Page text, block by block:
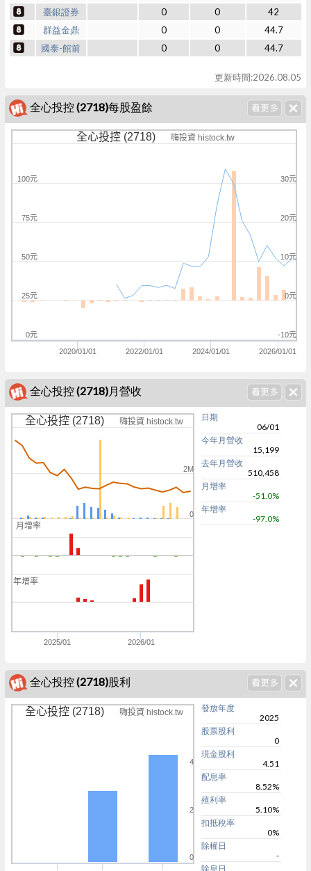
臺銀證券
0 0
42
群益金鼎
0 0
44.7
國泰-館前
0 0 44.7
更新時間:2026.08.05
全心投控 (2718)每股盈餘
全心投控 (2718) 嗨投資 histock.tw
2020/01/01 2022/01/01 2024/01/01 2026/01/01
-10元
0元
10元
20元
30元
0元
25元
50元
75元
100元
全心投控 (2718)月營收
月增率
年增率
全心投控 (2718) 嗨投資 histock.tw
2025/01 2026/01
0
2M
日期
06/01
今年月營收
15,199
去年月營收
510,458
月增率
-51.0%
年增率
-97.0%
全心投控 (2718)股利
全心投控 (2718) 嗨投資 histock.tw
0
2
4
發放年度
2025
股票股利
0
現金股利
4.51
配息率
8.52%
殖利率
5.10%
扣抵稅率
0%
除權日
-
除息日